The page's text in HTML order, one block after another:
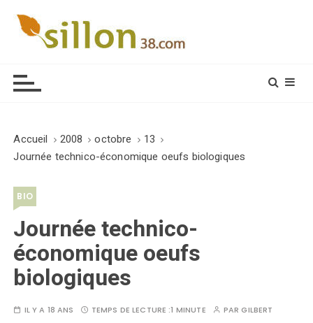
Accueil 2008 octobre
13
Journée technico-économique oeufs biologiques
BIO
Journée technico-
économique oeufs
biologiques
IL Y A 18 ANS TEMPS DE LECTURE :1 MINUTE PARGILBERT